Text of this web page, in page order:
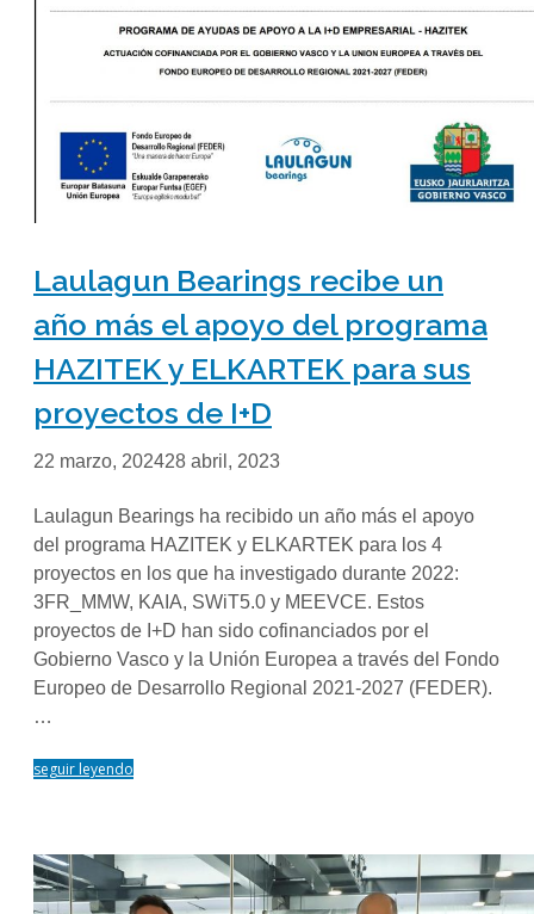
Laulagun Bearings recibe un
año más el apoyo del programa
HAZITEK y ELKARTEK para sus
proyectos de I+D
22 marzo, 202428 abril, 2023
Laulagun Bearings ha recibido un año más el apoyo
del programa HAZITEK y ELKARTEK para los 4
proyectos en los que ha investigado durante 2022:
3FR_MMW, KAIA, SWiT5.0 y MEEVCE. Estos
proyectos de I+D han sido cofinanciados por el
Gobierno Vasco y la Unión Europea a través del Fondo
Europeo de Desarrollo Regional 2021-2027 (FEDER).
…
seguir leyendo